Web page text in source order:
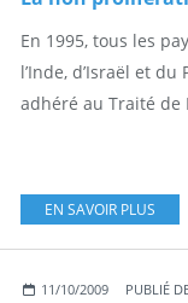
En 1995, tous les
l’Inde, d’Israël et
adhéré au Traité de
EN SAVOIR PLUS
11/10/2009 PUBLIÉ